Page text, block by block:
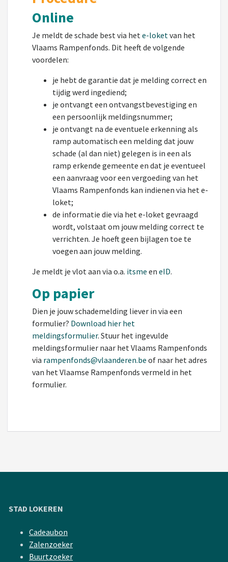
Online
Je meldt de schade best via hete-loketvan het
Vlaams Rampenfonds. Dit heeft de volgende
voordelen:
je hebt de garantie dat je melding correct en
tijdig werd ingediend;
je ontvangt een ontvangstbevestiging en
een persoonlijk meldingsnummer;
je ontvangt na de eventuele erkenning als
ramp automatisch een melding dat jouw
schade (al dan niet) gelegen is in een als
ramp erkende gemeente en dat je eventueel
een aanvraag voor een vergoeding van het
Vlaams Rampenfonds kan indienen via het e-
loket;
de informatie die via het e-loket gevraagd
wordt, volstaat om jouw melding correct te
verrichten. Je hoeft geen bijlagen toe te
voegen aan jouw melding.
Je meldt je vlot aan via o.a. itsme en eID.
Op papier
Dien je jouw schademelding liever in via een
formulier? Download hier het
meldingsformulier. Stuur het ingevulde
meldingsformulier naar het Vlaams Rampenfonds
via rampenfonds@vlaanderen.be of naar het adres
van het Vlaamse Rampenfonds vermeld in het
formulier.
STAD LOKEREN
Cadeaubon
Zalenzoeker
Buurtzoeker